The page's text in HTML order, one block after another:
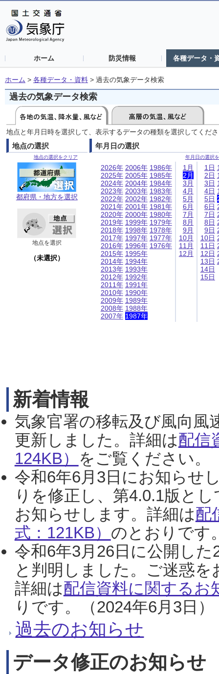
ホーム 防災情報 各種データ・
ホーム > 各種データ・資料 > 過去の気象データ検索
過去の気象データ検索
地点と年月日時を選択して、表示するデータの種類を選択してくだ
地点の選択
地点の選択をクリア
都府県・地方を選択
地点を選択
（未選択）
年月日の選択
年月日の選択
2026年
2025年
2024年
2023年
2022年
2021年
2020年
2019年
2018年
2017年
2016年
2015年
2014年
2013年
2012年
2011年
2010年
2009年
2008年
2007年
2006年
2005年
2004年
2003年
2002年
2001年
2000年
1999年
1998年
1997年
1996年
1995年
1994年
1993年
1992年
1991年
1990年
1989年
1988年
1987年
1986年
1985年
1984年
1983年
1982年
1981年
1980年
1979年
1978年
1977年
1976年
1月
2月
3月
4月
5月
6月
7月
8月
9月
10月
11月
12月
1日
2日
3日
4日
5日
6日
7日
8日
9日
10日
11日
12日
13日
14日
15日
新着情報
気象官署の移転及び風向風
更新しました。詳細は配信
124KB） をご覧ください。
令和6年6月3日にお知らせ
りを修正し、第4.0.1版と
お知らせします。詳細は配
式：121KB） のとおりです
令和6年3月26日に公開し
と判明しました。ご迷惑
詳細は配信資料に関するお
りです。（2024年6月3日）
過去のお知らせ
データ修正のお知らせ